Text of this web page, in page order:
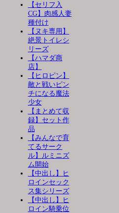
【セリフ入
CG】肉感人妻
種付け
【ヌキ専用】
絶景トイレシ
リーズ
【ハマダ商
店】
【ヒロピン】
敵と戦いピン
チになる魔法
少女
【まとめて収
録】セット作
品
【みんなで育
てるサーク
ル】ルミニズ
ム開始
【中出し】ヒ
ロインセック
ス集シリーズ
【中出し】ヒ
ロイン騎乗位